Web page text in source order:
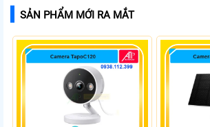
SẢN PHẨM MỚI RA MẮT